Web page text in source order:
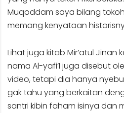
Muqoddam saya bilang
memang kenyataan
Lihat juga kitab Mir’atul Jinan
nama Al-yafi’I juga disebut
video, tetapi dia hanya
gak tahu yang berkaitan
santri kibin faham isinya dan